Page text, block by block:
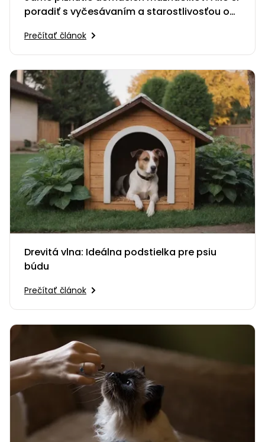
poradiť s vyčesávaním a starostlivosťou o
Prečítať článok
Drevitá vlna: Ideálna podstielka pre psiu
búdu
Prečítať článok